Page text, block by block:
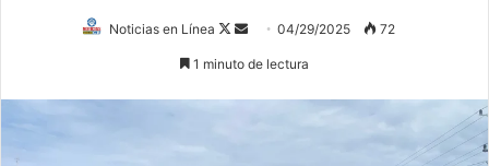
Noticias en Línea
Follow
Send04/29/2025 72
1 minuto de lectura